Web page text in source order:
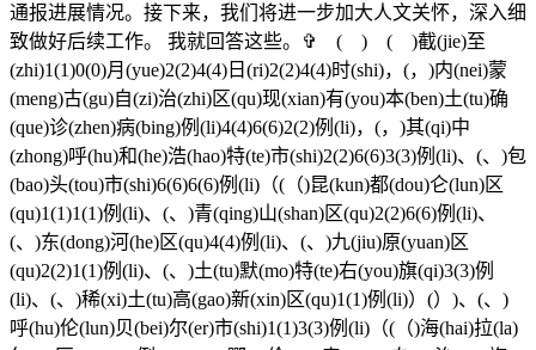
通报进展情况。接下来，我们将进一步加大人文关怀，深入细
致做好后续工作。 我就回答这些。✞ ( ) ( )截(jie)至
(zhi)1(1)0(0)月(yue)2(2)4(4)日(ri)2(2)4(4)时(shi)，(，)内(nei)蒙
(meng)古(gu)自(zi)治(zhi)区(qu)现(xian)有(you)本(ben)土(tu)确
(que)诊(zhen)病(bing)例(li)4(4)6(6)2(2)例(li)，(，)其(qi)中
(zhong)呼(hu)和(he)浩(hao)特(te)市(shi)2(2)6(6)3(3)例(li)、(、)包
(bao)头(tou)市(shi)6(6)6(6)例(li)（(（)昆(kun)都(dou)仑(lun)区
(qu)1(1)1(1)例(li)、(、)青(qing)山(shan)区(qu)2(2)6(6)例(li)、
(、)东(dong)河(he)区(qu)4(4)例(li)、(、)九(jiu)原(yuan)区
(qu)2(2)1(1)例(li)、(、)土(tu)默(mo)特(te)右(you)旗(qi)3(3)例
(li)、(、)稀(xi)土(tu)高(gao)新(xin)区(qu)1(1)例(li)）(）)、(、)
呼(hu)伦(lun)贝(bei)尔(er)市(shi)1(1)3(3)例(li)（(（)海(hai)拉(la)